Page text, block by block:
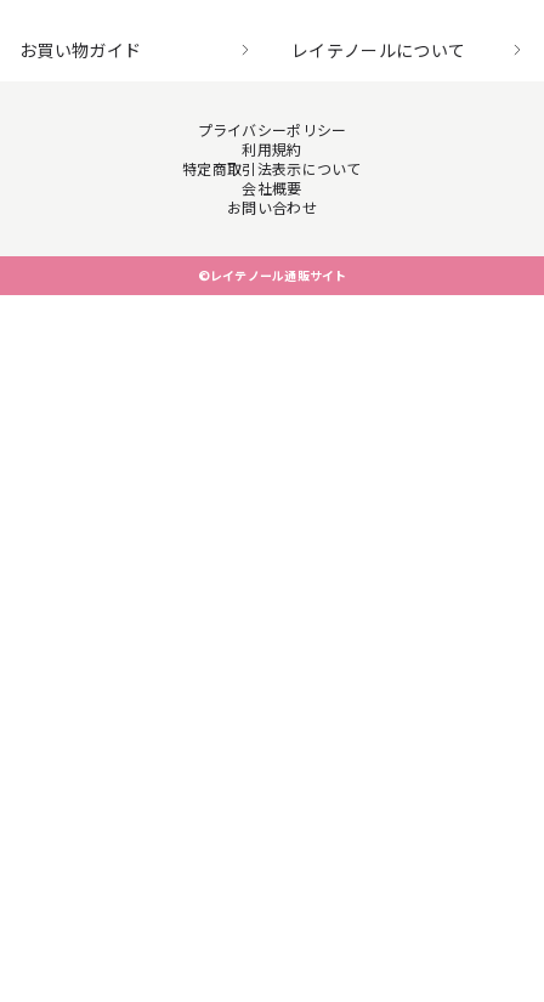
お買い物ガイド レイテノールについて
プライバシーポリシー
利用規約
特定商取引法表示について
会社概要
お問い合わせ
©レイテノール通販サイト